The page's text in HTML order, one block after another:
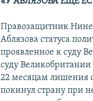
Правозащитник
Аблязова статуса
проявленное к суду
суду
22 месяцам лишения
покинул страну при